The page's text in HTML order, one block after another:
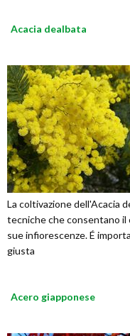
Acacia dealbata
La coltivazione dell'Acacia
tecniche che consentano
sue infiorescenze. É
giusta
Acero giapponese